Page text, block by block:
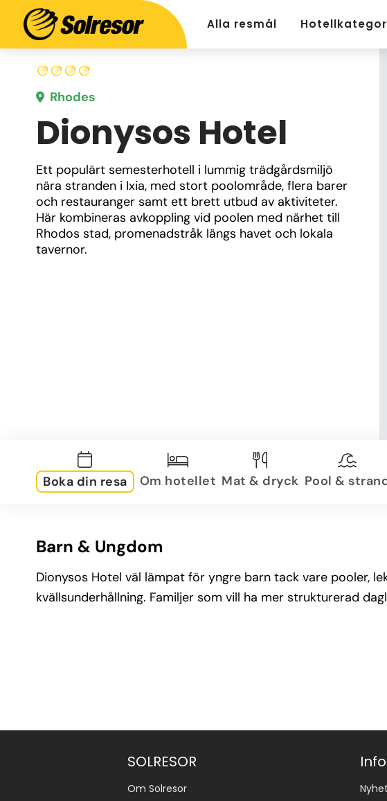
Alla resmål
Rhodes
Dionysos Hotel
Ett populärt semesterhotell i lummig trädgårdsmiljö
nära stranden i Ixia, med stort poolområde, flera barer
och restauranger samt ett brett utbud av aktiviteter.
Här kombineras avkoppling vid poolen med närhet till
Rhodos stad, promenadstråk längs havet och lokala
tavernor.
Boka din resa Om hotellet Mat & dryck Pool &
Barn & Ungdom
Dionysos Hotel väl lämpat för yngre barn tack vare pooler,
kvällsunderhållning. Familjer som vill ha mer strukturerad
SOLRESOR
Om Solresor